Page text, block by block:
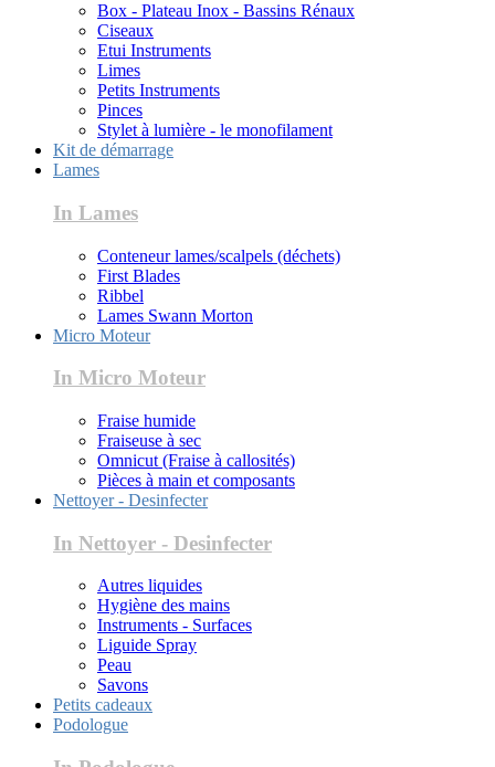
Box - Plateau Inox - Bassins Rénaux
Ciseaux
Etui Instruments
Limes
Petits Instruments
Pinces
Stylet à lumière - le monofilament
Kit de démarrage
Lames
In Lames
Conteneur lames/scalpels (déchets)
First Blades
Ribbel
Lames Swann Morton
Micro Moteur
In Micro Moteur
Fraise humide
Fraiseuse à sec
Omnicut (Fraise à callosités)
Pièces à main et composants
Nettoyer - Desinfecter
In Nettoyer - Desinfecter
Autres liquides
Hygiène des mains
Instruments - Surfaces
Liguide Spray
Peau
Savons
Petits cadeaux
Podologue